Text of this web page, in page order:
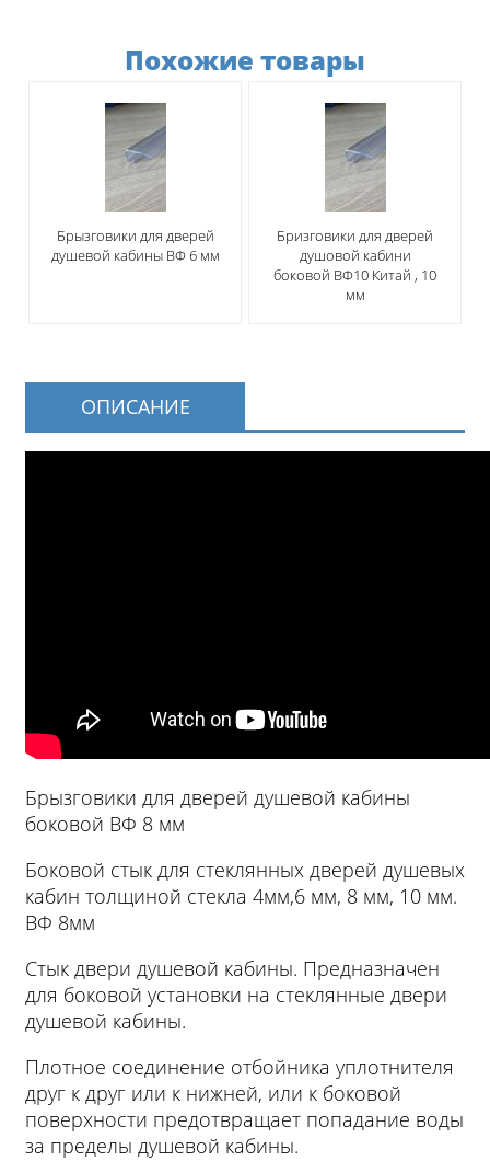
Похожие товары
Брызговики для дверей
душевой кабины ВФ 6 мм
Бризговики для дверей
душовой кабини
боковой ВФ10 Китай , 10
мм
ОПИСАНИЕ
Брызговики для дверей душевой кабины
боковой ВФ 8 мм
Боковой стык для стеклянных дверей душевых
кабин толщиной стекла 4мм,6 мм, 8 мм, 10 мм.
ВФ 8мм
Стык двери душевой кабины. Предназначен
для боковой установки на стеклянные двери
душевой кабины.
Плотное соединение отбойника уплотнителя
друг к друг или к нижней, или к боковой
поверхности предотвращает попадание воды
за пределы душевой кабины.